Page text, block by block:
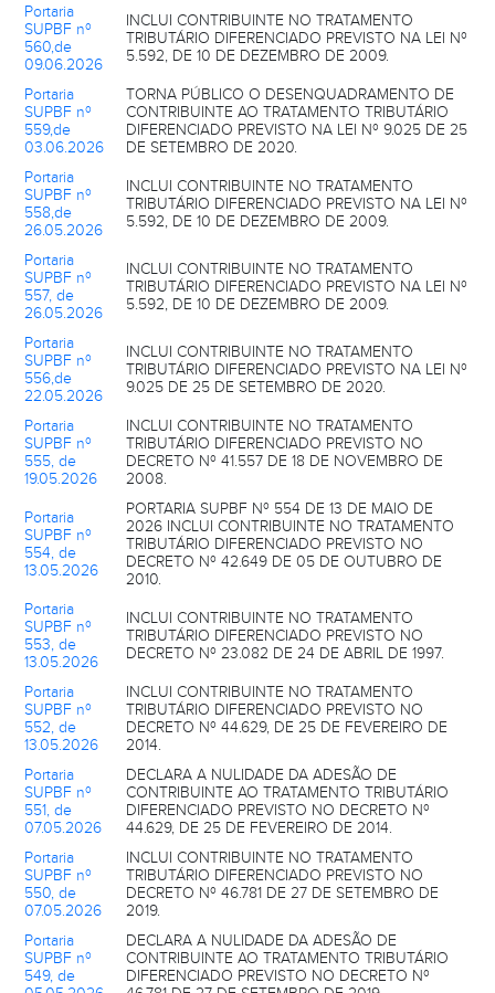
Portaria
SUPBF nº
560,de
09.06.2026
INCLUI CONTRIBUINTE NO TRATAMENTO
TRIBUTÁRIO DIFERENCIADO PREVISTO NA LEI Nº
5.592, DE 10 DE DEZEMBRO DE 2009.
Portaria
SUPBF nº
559,de
03.06.2026
TORNA PÚBLICO O DESENQUADRAMENTO DE
CONTRIBUINTE AO TRATAMENTO TRIBUTÁRIO
DIFERENCIADO PREVISTO NA LEI Nº 9.025 DE 25
DE SETEMBRO DE 2020.
Portaria
SUPBF nº
558,de
26.05.2026
INCLUI CONTRIBUINTE NO TRATAMENTO
TRIBUTÁRIO DIFERENCIADO PREVISTO NA LEI Nº
5.592, DE 10 DE DEZEMBRO DE 2009.
Portaria
SUPBF nº
557, de
26.05.2026
INCLUI CONTRIBUINTE NO TRATAMENTO
TRIBUTÁRIO DIFERENCIADO PREVISTO NA LEI Nº
5.592, DE 10 DE DEZEMBRO DE 2009.
Portaria
SUPBF nº
556,de
22.05.2026
INCLUI CONTRIBUINTE NO TRATAMENTO
TRIBUTÁRIO DIFERENCIADO PREVISTO NA LEI Nº
9.025 DE 25 DE SETEMBRO DE 2020.
Portaria
SUPBF nº
555, de
19.05.2026
INCLUI CONTRIBUINTE NO TRATAMENTO
TRIBUTÁRIO DIFERENCIADO PREVISTO NO
DECRETO Nº 41.557 DE 18 DE NOVEMBRO DE
2008.
Portaria
SUPBF nº
554, de
13.05.2026
PORTARIA SUPBF Nº 554 DE 13 DE MAIO DE
2026 INCLUI CONTRIBUINTE NO TRATAMENTO
TRIBUTÁRIO DIFERENCIADO PREVISTO NO
DECRETO Nº 42.649 DE 05 DE OUTUBRO DE
2010.
Portaria
SUPBF nº
553, de
13.05.2026
INCLUI CONTRIBUINTE NO TRATAMENTO
TRIBUTÁRIO DIFERENCIADO PREVISTO NO
DECRETO Nº 23.082 DE 24 DE ABRIL DE 1997.
Portaria
SUPBF nº
552, de
13.05.2026
INCLUI CONTRIBUINTE NO TRATAMENTO
TRIBUTÁRIO DIFERENCIADO PREVISTO NO
DECRETO Nº 44.629, DE 25 DE FEVEREIRO DE
2014.
Portaria
SUPBF nº
551, de
07.05.2026
DECLARA A NULIDADE DA ADESÃO DE
CONTRIBUINTE AO TRATAMENTO TRIBUTÁRIO
DIFERENCIADO PREVISTO NO DECRETO Nº
44.629, DE 25 DE FEVEREIRO DE 2014.
Portaria
SUPBF nº
550, de
07.05.2026
INCLUI CONTRIBUINTE NO TRATAMENTO
TRIBUTÁRIO DIFERENCIADO PREVISTO NO
DECRETO Nº 46.781 DE 27 DE SETEMBRO DE
2019.
Portaria
SUPBF nº
549, de
DECLARA A NULIDADE DA ADESÃO DE
CONTRIBUINTE AO TRATAMENTO TRIBUTÁRIO
DIFERENCIADO PREVISTO NO DECRETO Nº